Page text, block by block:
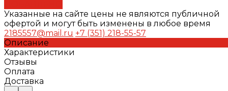
Указанные на сайте цены не являются публичной
офертой и могут быть изменены в любое время
2185557@mail.ru +7 (351) 218-55-57
Описание
Характеристики
Отзывы
Оплата
Доставка